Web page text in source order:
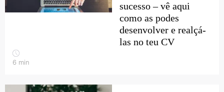
sucesso – vê aqui
como as podes
desenvolver e realçá-
las no teu CV
6 min